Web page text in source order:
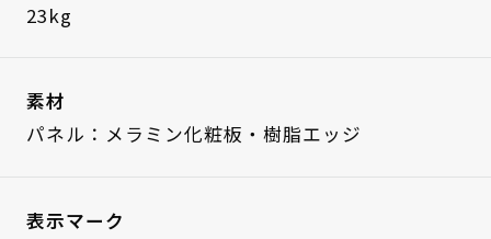
23kg
素材
パネル：メラミン化粧板・樹脂エッジ
表示マーク